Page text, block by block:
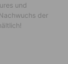
und
der